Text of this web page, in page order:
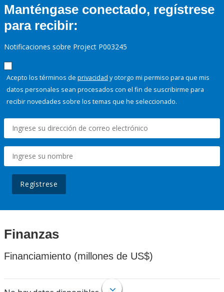
Manténgase conectado, regístrese
para recibir:
Notificaciones sobre Project P003245
Acepto los términos de privacidad y otorgo mi permiso para que mis
datos personales sean procesados con el fin de suscribirme para
recibir novedades sobre los temas que he seleccionado.
Regístrese
Finanzas
Financiamiento (millones de US$)